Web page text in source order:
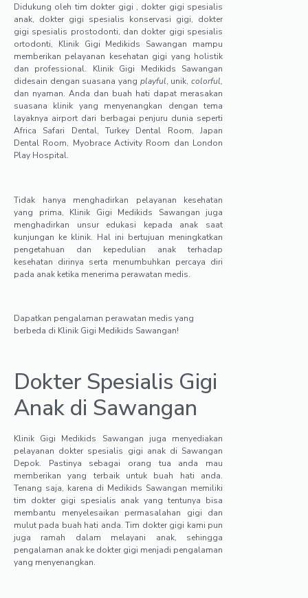
Didukung oleh tim dokter gigi , dokter gigi spesialis
anak, dokter gigi spesialis konservasi gigi, dokter
gigi spesialis prostodonti, dan dokter gigi spesialis
ortodonti, Klinik Gigi Medikids Sawangan mampu
memberikan pelayanan kesehatan gigi yang holistik
dan professional. Klinik Gigi Medikids Sawangan
didesain dengan suasana yang playful, unik,colorful,
dan nyaman. Anda dan buah hati dapat merasakan
suasana klinik yang menyenangkan dengan tema
layaknya airport dari berbagai penjuru dunia seperti
Africa Safari Dental, Turkey Dental Room, Japan
Dental Room, Myobrace Activity Room dan London
Play Hospital.
Tidak hanya menghadirkan pelayanan kesehatan
yang prima, Klinik Gigi Medikids Sawangan juga
menghadirkan unsur edukasi kepada anak saat
kunjungan ke klinik. Hal ini bertujuan meningkatkan
pengetahuan dan kepedulian anak terhadap
kesehatan dirinya serta menumbuhkan percaya diri
pada anak ketika menerima perawatan medis.
Dapatkan pengalaman perawatan medis yang
berbeda di Klinik Gigi Medikids Sawangan!
Dokter Spesialis Gigi
Anak di Sawangan
Klinik Gigi Medikids Sawangan juga menyediakan
pelayanan dokter spesialis gigi anak di Sawangan
Depok. Pastinya sebagai orang tua anda mau
memberikan yang terbaik untuk buah hati anda.
Tenang saja, karena di Medikids Sawangan memiliki
tim dokter gigi spesialis anak yang tentunya bisa
membantu menyelesaikan permasalahan gigi dan
mulut pada buah hati anda. Tim dokter gigi kami pun
juga ramah dalam melayani anak, sehingga
pengalaman anak ke dokter gigi menjadi pengalaman
yang menyenangkan.